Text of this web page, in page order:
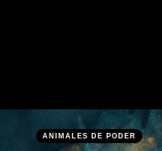
Categories
Posted
in
ANIMALES DE PODER